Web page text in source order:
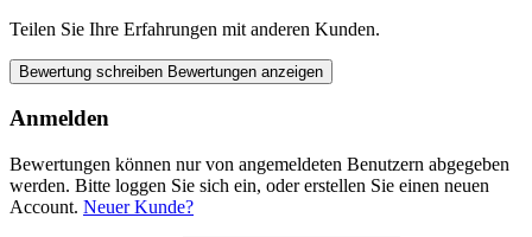
Teilen Sie Ihre Erfahrungen mit anderen Kunden.
Bewertung schreiben Bewertungen anzeigen
Anmelden
Bewertungen können nur von angemeldeten Benutzern abgegeben
werden. Bitte loggen Sie sich ein, oder erstellen Sie einen neuen
Account. Neuer Kunde?